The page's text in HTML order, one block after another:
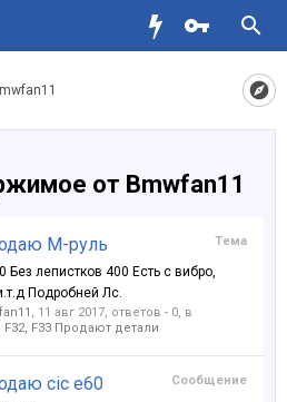
от Bmwfan11
Тема
М-руль
Без лепистков 400 Есть с вибро,
Подробней Лс.
, 11 авг 2017, ответов - 0, в
F32, F33 Продают детали
Сообщение
cic e60